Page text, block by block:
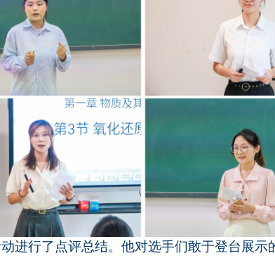
进行了点评总结。 他对选手们敢于登台展示